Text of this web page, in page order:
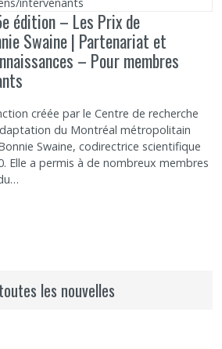
édition – Les Prix de
Swaine | Partenariat et
– Pour membres
créée par le Centre de recherche
du Montréal métropolitain
Swaine, codirectrice scientifique
Elle a permis à de nombreux membres
5e édition – Les Prix de
les nouvelles